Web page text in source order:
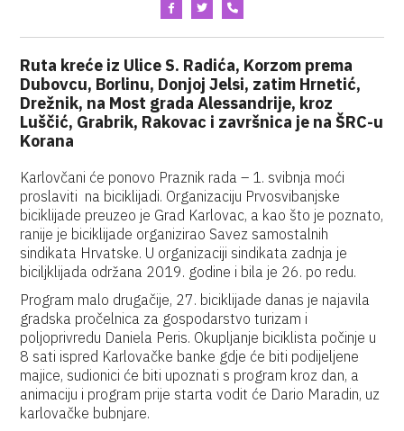
Ruta kreće iz Ulice S. Radića, Korzom prema
Dubovcu, Borlinu, Donjoj Jelsi, zatim Hrnetić,
Drežnik, na Most grada Alessandrije, kroz
Luščić, Grabrik, Rakovac i završnica je na ŠRC-u
Korana
Karlovčani će ponovo Praznik rada – 1. svibnja moći
proslaviti na biciklijadi. Organizaciju Prvosvibanjske
biciklijade preuzeo je Grad Karlovac, a kao što je poznato,
ranije je biciklijade organizirao Savez samostalnih
sindikata Hrvatske. U organizaciji sindikata zadnja je
biciljklijada održana 2019. godine i bila je 26. po redu.
Program malo drugačije, 27. biciklijade danas je najavila
gradska pročelnica za gospodarstvo turizam i
poljoprivredu Daniela Peris. Okupljanje biciklista počinje u
8 sati ispred Karlovačke banke gdje će biti podijeljene
majice, sudionici će biti upoznati s program kroz dan, a
animaciju i program prije starta vodit će Dario Maradin, uz
karlovačke bubnjare.